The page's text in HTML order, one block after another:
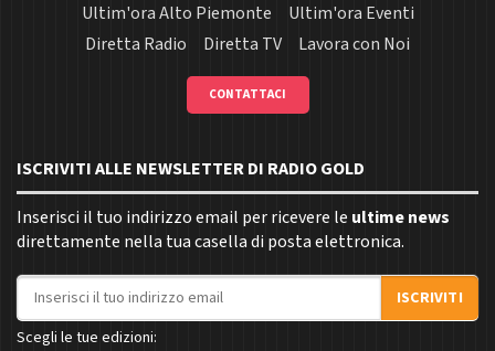
Ultim'ora Alto Piemonte
Ultim'ora Eventi
Diretta Radio
Diretta TV Lavora con Noi
CONTATTACI
ISCRIVITI ALLE NEWSLETTER DI RADIO GOLD
Inserisci il tuo indirizzo email per ricevere le ultime news
direttamente nella tua casella di posta elettronica.
Indirizzo email
ISCRIVITI
Scegli le tue edizioni: